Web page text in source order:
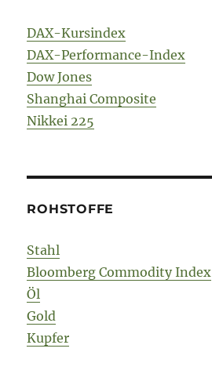
DAX-Kursindex
DAX-Performance-Index
Dow Jones
Shanghai Composite
Nikkei 225
ROHSTOFFE
Stahl
Bloomberg Commodity Index
Öl
Gold
Kupfer